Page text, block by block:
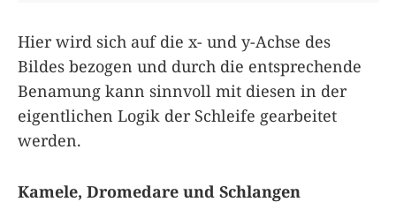
Hier wird sich auf die x- und y-Achse des
Bildes bezogen und durch die entsprechende
Benamung kann sinnvoll mit diesen in der
eigentlichen Logik der Schleife gearbeitet
werden.
Kamele, Dromedare und Schlangen